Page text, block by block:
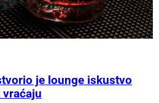
je lounge iskustvo